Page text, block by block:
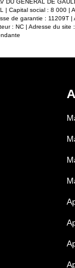
| Capital social : 8 000 |
de garantie :
: NC | Adresse du site